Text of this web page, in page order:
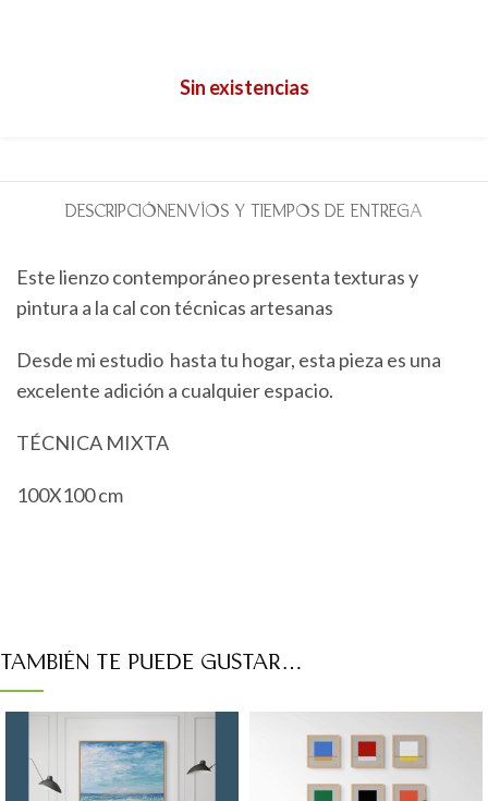
Sin existencias
DESCRIPCIÓNENVÍOS Y TIEMPOS DE ENTREGA
Este lienzo contemporáneo presenta texturas y
pintura a la cal con técnicas artesanas
Desde mi estudio hasta tu hogar, esta pieza es una
excelente adición a cualquier espacio.
TÉCNICA MIXTA
100X100 cm
TAMBIÉN TE PUEDE GUSTAR…